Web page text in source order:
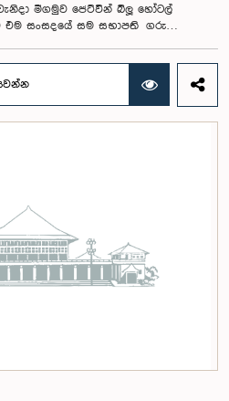
මීගමුව ජෙට්වින් බ්ලූ හෝටල්
එම සංසදයේ සම සභාපති ගරු
සංකල්පය තවදුරටත් ප්‍රවර්ධනය කිරීමේ
කෙරෙන අතර සංසදයේ සාමාජික
මන්ත්‍රීවරුන් ද මෙම අවස්ථාවට
මාලාව සඳහා අනුග්‍රාහකත්වය
for Inclusive Impact)
වැඩමුළුව සඳහා සහභාගීවීමට
වයස අවු 18 – 35 අතර තරුණ තරුණියන්
සබැඳිය ඔස්සේ අදාළ පෝරමය
යුතුය.